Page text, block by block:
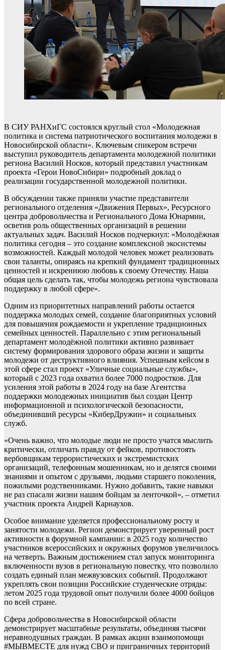
В СИУ РАНХиГС состоялся круглый стол «Молодежная
политика и система патриотического воспитания молодежи в
Новосибирской области». Ключевым спикером встречи
выступил руководитель департамента молодежной политики
региона Василий Носков, который представил участникам
проекта «Герои НовоСибири» подробный доклад о
реализации государственной молодежной политики.
В обсуждении также приняли участие представители
регионального отделения «Движения Первых», Ресурсного
центра добровольчества и Регионального Дома Юнармии,
осветив роль общественных организаций в решении
актуальных задач. Василий Носков подчеркнул: «Молодёжная
политика сегодня – это создание комплексной экосистемы
возможностей. Каждый молодой человек может реализовать
свои таланты, опираясь на крепкий фундамент традиционных
ценностей и искреннюю любовь к своему Отечеству. Наша
общая цель сделать так, чтобы молодежь региона чувствовала
поддержку в любой сфере».
Одним из приоритетных направлений работы остается
поддержка молодых семей, создание благоприятных условий
для повышения рождаемости и укрепление традиционных
семейных ценностей. Параллельно с этим региональный
департамент молодёжной политики активно развивает
систему формирования здорового образа жизни и защиты
молодежи от деструктивного влияния. Успешным кейсом в
этой сфере стал проект «Уличные социальные службы»,
который с 2023 года охватил более 7000 подростков. Для
усиления этой работы в 2024 году на базе Агентства
поддержки молодежных инициатив был создан Центр
информационной и психологической безопасности,
объединивший ресурсы «КиберДружин» и социальных
служб.
«Очень важно, что молодые люди не просто учатся мыслить
критически, отличать правду от фейков, противостоять
вербовщикам террористических и экстремистских
организаций, телефонным мошенникам, но и делятся своими
знаниями и опытом с друзьями, людьми старшего поколения,
пожилыми родственниками. Нужно добавить, такие навыки
не раз спасали жизни нашим бойцам за ленточкой», – отметил
участник проекта Андрей Карнаухов.
Особое внимание уделяется профессиональному росту и
занятости молодежи. Регион демонстрирует уверенный рост
активности в форумной кампании: в 2025 году количество
участников всероссийских и окружных форумов увеличилось
на четверть. Важным достижением стал запуск мониторинга
включенности вузов в региональную повестку, что позволило
создать единый план межвузовских событий. Продолжают
укреплять свои позиции Российские студенческие отряды:
летом 2025 года трудовой опыт получили более 4000 бойцов
по всей стране.
Сфера добровольчества в Новосибирской области
демонстрирует масштабные результаты, объединяя тысячи
неравнодушных граждан. В рамках акции взаимопомощи
#МЫВМЕСТЕ для нужд СВО и приграничных территорий